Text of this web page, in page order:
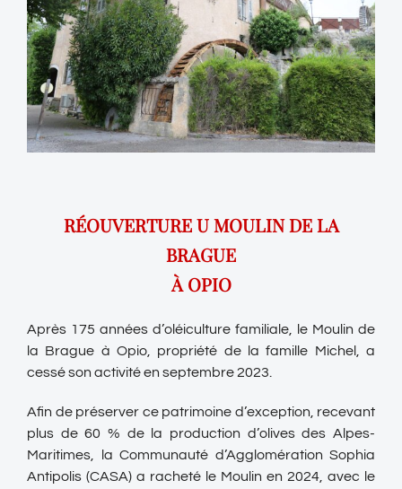
RÉOUVERTURE U MOULIN DE LA
BRAGUE
À OPIO
Après 175 années d’oléiculture familiale, le Moulin de
la Brague à Opio, propriété de la famille Michel, a
cessé son activité en septembre 2023.
Afin de préserver ce patrimoine d’exception, recevant
plus de 60 % de la production d’olives des Alpes-
Maritimes, la Communauté d’Agglomération Sophia
Antipolis (CASA) a racheté le Moulin en 2024, avec le